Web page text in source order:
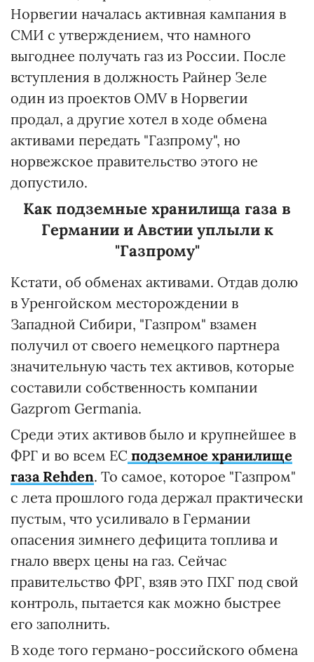
Норвегии началась активная кампания в
СМИ с утверждением, что намного
выгоднее получать газ из России. После
вступления в должность Райнер Зеле
один из проектов OMV в Норвегии
продал, а другие хотел в ходе обмена
активами передать "Газпрому", но
норвежское правительство этого не
допустило.
Как подземные хранилища газа в
Германии и Австии уплыли к
"Газпрому"
Кстати, об обменах активами. Отдав долю
в Уренгойском месторождении в
Западной Сибири, "Газпром" взамен
получил от своего немецкого партнера
значительную часть тех активов, которые
составили собственность компании
Gazprom Germania.
Среди этих активов было и крупнейшее в
ФРГ и во всем ЕС подземное хранилище
газа Rehden. То самое, которое "Газпром"
с лета прошлого года держал практически
пустым, что усиливало в Германии
опасения зимнего дефицита топлива и
гнало вверх цены на газ. Сейчас
правительство ФРГ, взяв это ПХГ под свой
контроль, пытается как можно быстрее
его заполнить.
В ходе того германо-российского обмена